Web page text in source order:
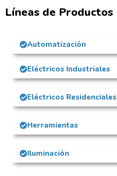
Líneas de Productos
Automatización
Eléctricos Industriales
Eléctricos Residenciales
Herramientas
Iluminación